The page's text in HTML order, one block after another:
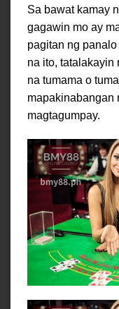
Sa bawat kamay
gagawin mo ay
pagitan ng
na ito, tatalakayin
na tumama o
mapakinabangan
magtagumpay.